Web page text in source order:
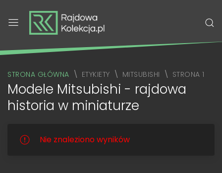
STRONA GŁÓWNA ETYKIETY MITSUBISHI STRONA 1
Modele Mitsubishi - rajdowa
historia w miniaturze
Nie znaleziono wyników